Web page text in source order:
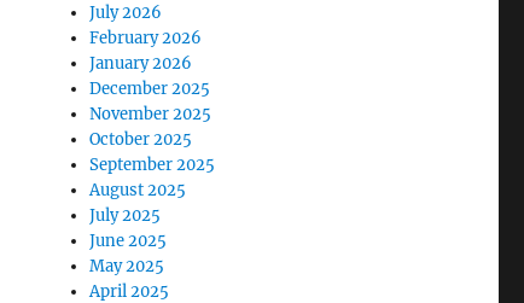
July 2026
February 2026
January 2026
December 2025
November 2025
October 2025
September 2025
August 2025
July 2025
June 2025
May 2025
April 2025